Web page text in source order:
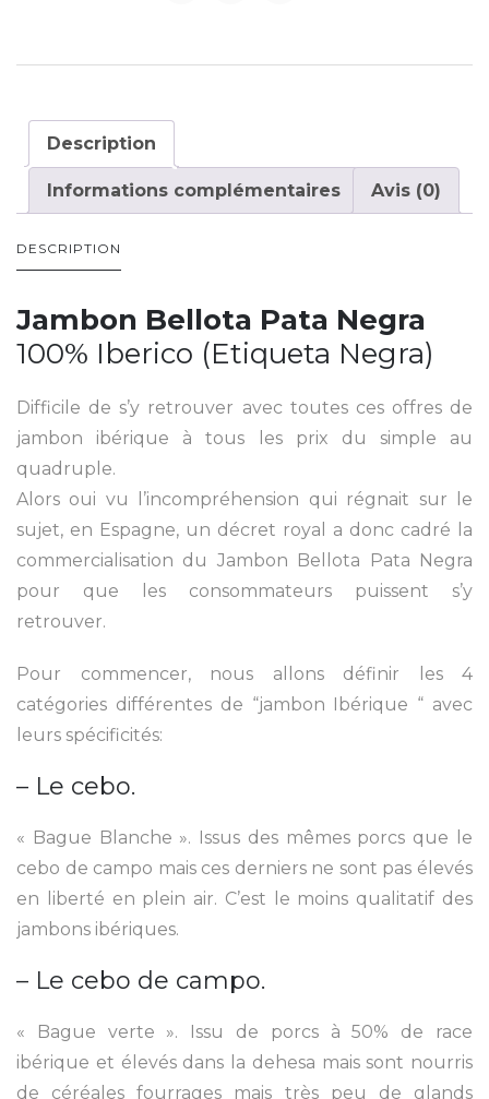
Description
Informations complémentaires Avis (0)
DESCRIPTION
Jambon Bellota Pata Negra
100% Iberico (Etiqueta Negra)
Difficile de s’y retrouver avec toutes ces offres de
jambon ibérique à tous les prix du simple au
quadruple.
Alors oui vu l’incompréhension qui régnait sur le
sujet, en Espagne, un décret royal a donc cadré la
commercialisation du Jambon Bellota Pata Negra
pour que les consommateurs puissent s’y
retrouver.
Pour commencer, nous allons définir les 4
catégories différentes de “jambon Ibérique “ avec
leurs spécificités:
– Le cebo.
« Bague Blanche ». Issus des mêmes porcs que le
cebo de campo mais ces derniers ne sont pas élevés
en liberté en plein air. C’est le moins qualitatif des
jambons ibériques.
– Le cebo de campo.
« Bague verte ». Issu de porcs à 50% de race
ibérique et élevés dans la dehesa mais sont nourris
de céréales fourrages mais très peu de glands